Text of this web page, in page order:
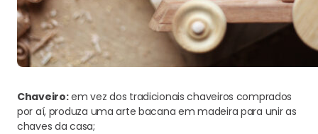
Chaveiro:em vez dos tradicionais chaveiros comprados
por aí, produza uma arte bacana em madeira para unir as
chaves da casa;